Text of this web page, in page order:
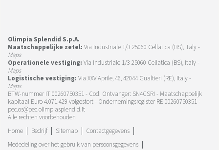
Olimpia Splendid S.p.A.
Maatschappelijke zetel: Via Industriale 1/3 25060 Cellatica (BS), Italy -
Maps
Operationele vestiging: Via Industriale 1/3 25060 Cellatica (BS), Italy -
Maps
Logistische vestiging: Via XXV Aprile, 46, 42044 Gualtieri (RE), Italy -
Maps
BTW-nummer IT 00260750351 - Cod. Ontvanger: SN4CSRI - Maatschappelijk
kapitaal Euro 4.071.429 volgestort - Ondernemingsregister RE 00260750351 -
pec.os@pec.olimpiasplendid.it
Alle rechten voorbehouden
Home
Bedrijf Sitemap
Contactgegevens
Mededeling over het gebruik van persoonsgegevens